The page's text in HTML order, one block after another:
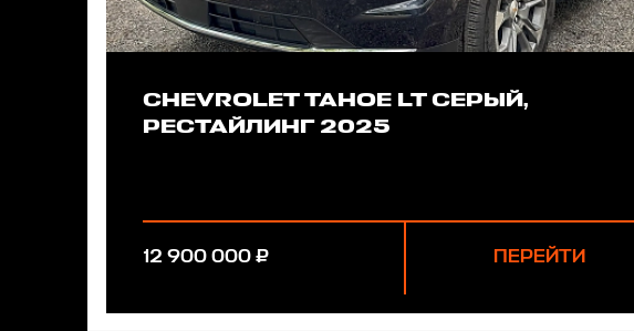
CHEVROLET ТАНОЕ LT СЕРЫЙ,
РЕСТАЙЛИНГ 2025
12 900 000 ₽ ПЕРЕЙТИ